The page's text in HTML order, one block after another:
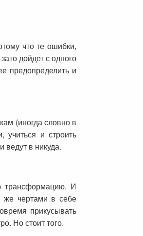
что те ошибки,
дойдет с одного
предопределить и
(иногда словно в
учиться и строить
ведут в никуда.
трансформацию. И
же чертами в себе
прикусывать
Но стоит того.